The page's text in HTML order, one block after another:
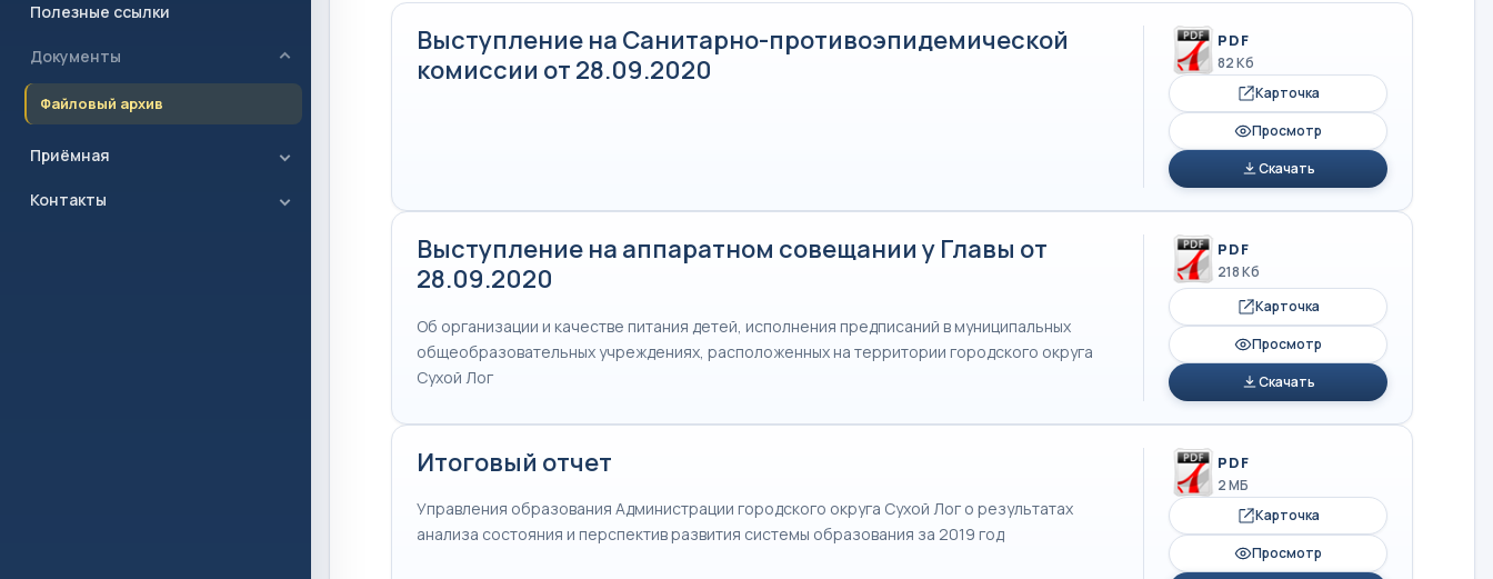
Полезные ссылки
Документы
Файловый архив
Приёмная
Контакты
Выступление на Санитарно-противоэпидемической
комиссии от 28.09.2020
PDF
82 Кб
Карточка
Просмотр
Скачать
Выступление на аппаратном совещании у Главы от
28.09.2020
Об организации и качестве питания детей, исполнения предписаний в муниципальных
общеобразовательных учреждениях, расположенных на территории городского округа
Сухой Лог
PDF
218 Кб
Карточка
Просмотр
Скачать
Итоговый отчет
Управления образования Администрации городского округа Сухой Лог о результатах
анализа состояния и перспектив развития системы образования за 2019 год
PDF
2 МБ
Карточка
Просмотр